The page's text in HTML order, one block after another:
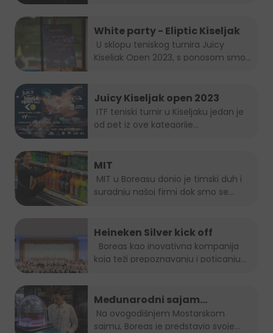
White party - Eliptic Kiseljak
Kiseljak Open 2023, s ponosom smo...
Juicy Kiseljak open 2023
od pet iz ove kategorije...
MIT
suradnju našoj firmi dok smo se...
Heineken Silver kick off
koja teži prepoznavanju i poticanju
Međunarodni sajam
gospodarstva Mostar 2023.
sajmu, Boreas je predstavio svoje